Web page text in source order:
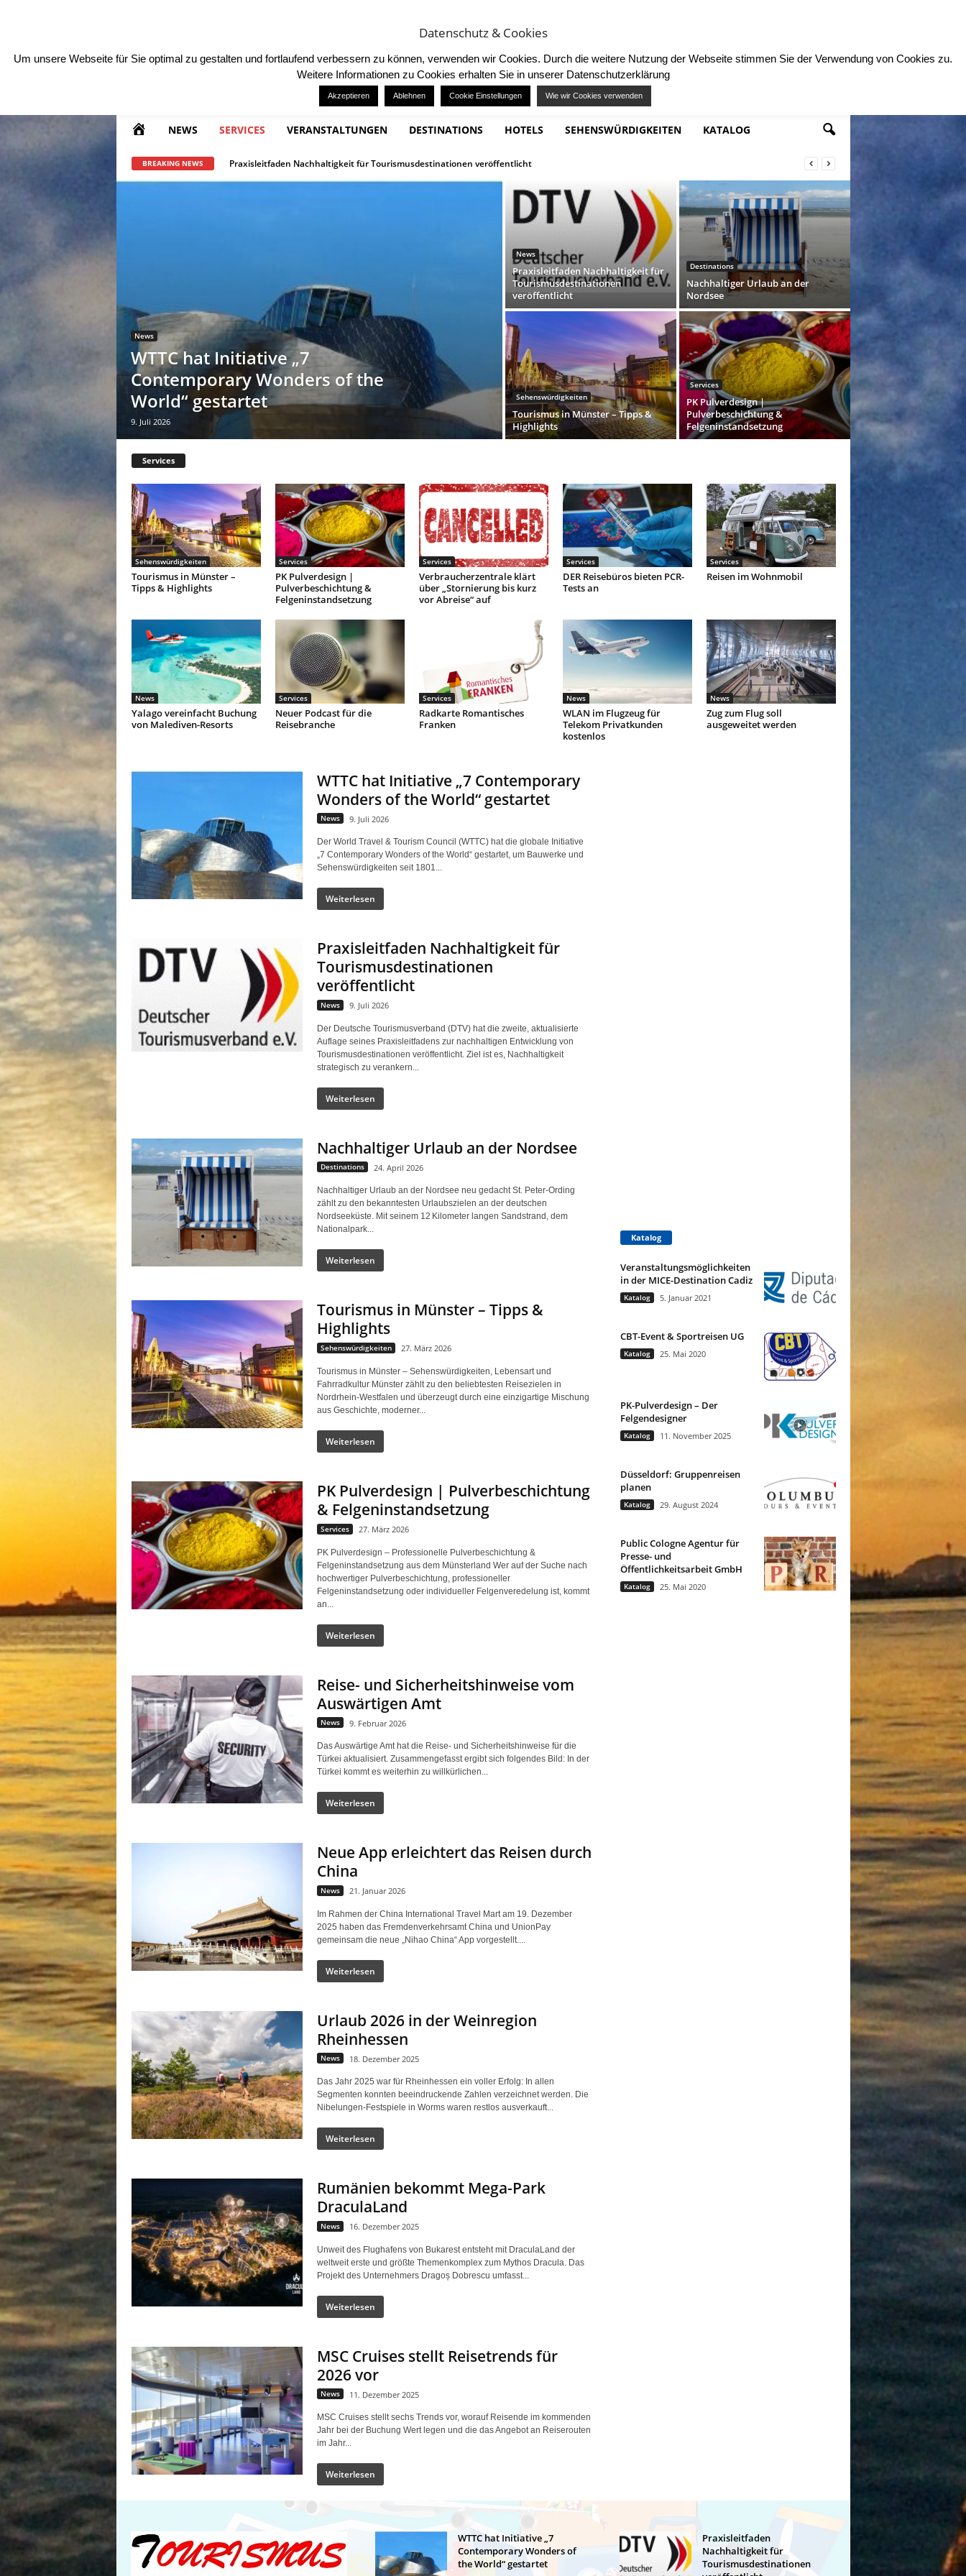
r
T
O
NEWS SERVICES VERANSTALTUNGEN DESTINATIONS HOTELS SEHENSWÜRDIGKEITEN KATALOG
BREAKING NEWS Nachhaltiger Urlaub an der Nordsee
News
WTTC hat Initiative „7
Contemporary Wonders of the
World“ gestartet
9. Juli 2026
News
Praxisleitfaden Nachhaltigkeit für
Tourismusdestinationen
veröffentlicht
Destinations
Nachhaltiger Urlaub an der
Nordsee
Sehenswürdigkeiten
Tourismus in Münster – Tipps &
Highlights
Services
PK Pulverdesign |
Pulverbeschichtung &
Felgeninstandsetzung
Services
Sehenswürdigkeiten
Tourismus in Münster –
Tipps & Highlights
Services
PK Pulverdesign |
Pulverbeschichtung &
Felgeninstandsetzung
Services
Verbraucherzentrale klärt
über „Stornierung bis kurz
vor Abreise“ auf
Services
DER Reisebüros bieten PCR-
Tests an
Services
Reisen im Wohnmobil
News
Yalago vereinfacht Buchung
von Malediven-Resorts
Services
Neuer Podcast für die
Reisebranche
Services
Radkarte Romantisches
Franken
News
WLAN im Flugzeug für
Telekom Privatkunden
kostenlos
News
Zug zum Flug soll
ausgeweitet werden
WTTC hat Initiative „7 Contemporary
Wonders of the World“ gestartet
News 9. Juli 2026
Der World Travel & Tourism Council (WTTC) hat die globale Initiative
„7 Contemporary Wonders of the World“ gestartet, um Bauwerke und
Sehenswürdigkeiten seit 1801...
Weiterlesen
Praxisleitfaden Nachhaltigkeit für
Tourismusdestinationen
veröffentlicht
News 9. Juli 2026
Der Deutsche Tourismusverband (DTV) hat die zweite, aktualisierte
Auflage seines Praxisleitfadens zur nachhaltigen Entwicklung von
Tourismusdestinationen veröffentlicht. Ziel ist es, Nachhaltigkeit
strategisch zu verankern...
Weiterlesen
Nachhaltiger Urlaub an der Nordsee
Destinations 24. April 2026
Nachhaltiger Urlaub an der Nordsee neu gedacht St. Peter‑Ording
zählt zu den bekanntesten Urlaubszielen an der deutschen
Nordseeküste. Mit seinem 12 Kilometer langen Sandstrand, dem
Nationalpark...
Weiterlesen
Tourismus in Münster – Tipps &
Highlights
Sehenswürdigkeiten 27. März 2026
Tourismus in Münster – Sehenswürdigkeiten, Lebensart und
Fahrradkultur Münster zählt zu den beliebtesten Reisezielen in
Nordrhein-Westfalen und überzeugt durch eine einzigartige Mischung
aus Geschichte, moderner...
Weiterlesen
PK Pulverdesign | Pulverbeschichtung
& Felgeninstandsetzung
Services 27. März 2026
PK Pulverdesign – Professionelle Pulverbeschichtung &
Felgeninstandsetzung aus dem Münsterland Wer auf der Suche nach
hochwertiger Pulverbeschichtung, professioneller
Felgeninstandsetzung oder individueller Felgenveredelung ist, kommt
an...
Weiterlesen
Reise- und Sicherheitshinweise vom
Auswärtigen Amt
News 9. Februar 2026
Das Auswärtige Amt hat die Reise- und Sicherheitshinweise für die
Türkei aktualisiert. Zusammengefasst ergibt sich folgendes Bild: In der
Türkei kommt es weiterhin zu willkürlichen...
Weiterlesen
Neue App erleichtert das Reisen durch
China
News 21. Januar 2026
Im Rahmen der China International Travel Mart am 19. Dezember
2025 haben das Fremdenverkehrsamt China und UnionPay
gemeinsam die neue „Nihao China“ App vorgestellt....
Weiterlesen
Urlaub 2026 in der Weinregion
Rheinhessen
News 18. Dezember 2025
Das Jahr 2025 war für Rheinhessen ein voller Erfolg: In allen
Segmenten konnten beeindruckende Zahlen verzeichnet werden. Die
Nibelungen-Festspiele in Worms waren restlos ausverkauft...
Weiterlesen
Rumänien bekommt Mega-Park
DraculaLand
News 16. Dezember 2025
Unweit des Flughafens von Bukarest entsteht mit DraculaLand der
weltweit erste und größte Themenkomplex zum Mythos Dracula. Das
Projekt des Unternehmers Dragoș Dobrescu umfasst...
Weiterlesen
MSC Cruises stellt Reisetrends für
2026 vor
News 11. Dezember 2025
MSC Cruises stellt sechs Trends vor, worauf Reisende im kommenden
Jahr bei der Buchung Wert legen und die das Angebot an Reiserouten
im Jahr...
Weiterlesen
Katalog
Veranstaltungsmöglichkeiten
in der MICE-Destination Cadiz
Katalog 5. Januar 2021
CBT-Event & Sportreisen UG
Katalog 25. Mai 2020
PK-Pulverdesign – Der
Felgendesigner
Katalog 11. November 2025
Düsseldorf: Gruppenreisen
planen
Katalog 29. August 2024
Public Cologne Agentur für
Presse- und
Öffentlichkeitsarbeit GmbH
Katalog 25. Mai 2020
WTTC hat Initiative „7
Contemporary Wonders of
the World“ gestartet
Praxisleitfaden
Nachhaltigkeit für
Tourismusdestinationen
Datenschutz & Cookies
Um unsere Webseite für Sie optimal zu gestalten und fortlaufend verbessern zu können, verwenden wir Cookies. Durch die weitere Nutzung der Webseite stimmen Sie der Verwendung von Cookies zu.
Weitere Informationen zu Cookies erhalten Sie in unserer Datenschutzerklärung
Akzeptieren Ablehnen Cookie Einstellungen Wie wir Cookies verwenden